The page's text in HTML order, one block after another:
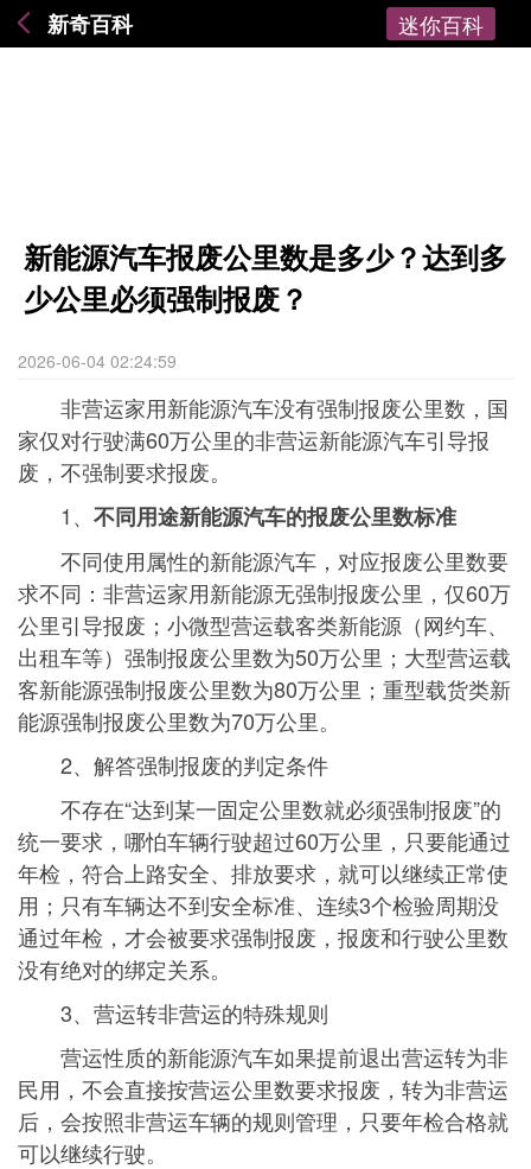
新奇百科 迷你百科
新能源汽车报废公里数是多少？达到多
少公里必须强制报废？
2026-06-04 02:24:59
非营运家用新能源汽车没有强制报废公里数，国
家仅对行驶满60万公里的非营运新能源汽车引导报
废，不强制要求报废。
1、 不同用途新能源汽车的报废公里数标准
不同使用属性的新能源汽车，对应报废公里数要
求不同：非营运家用新能源无强制报废公里，仅60万
公里引导报废；小微型营运载客类新能源（网约车、
出租车等）强制报废公里数为50万公里；大型营运载
客新能源强制报废公里数为80万公里；重型载货类新
能源强制报废公里数为70万公里。
2、解答强制报废的判定条件
不存在“达到某一固定公里数就必须强制报废”的
统一要求，哪怕车辆行驶超过60万公里，只要能通过
年检，符合上路安全、排放要求，就可以继续正常使
用；只有车辆达不到安全标准、连续3个检验周期没
通过年检，才会被要求强制报废，报废和行驶公里数
没有绝对的绑定关系。
3、营运转非营运的特殊规则
营运性质的新能源汽车如果提前退出营运转为非
民用，不会直接按营运公里数要求报废，转为非营运
后，会按照非营运车辆的规则管理，只要年检合格就
可以继续行驶。